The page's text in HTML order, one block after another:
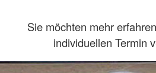
Sie möchten mehr
individuellen Termin